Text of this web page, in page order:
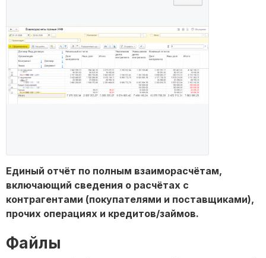
Единый отчёт по полным взаиморасчётам,
включающий сведения о расчётах с
контрагентами (покупателями и поставщиками),
прочих операциях и кредитов/займов.
Файлы